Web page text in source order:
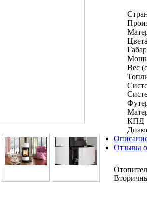
Цвета
Вес
КПД
Отзывы о